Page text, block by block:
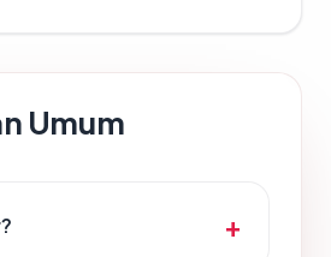
Umum